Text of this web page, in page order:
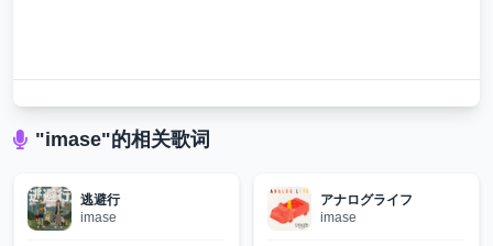
"imase"的相关歌词
逃避行
imase
アナログライフ
imase